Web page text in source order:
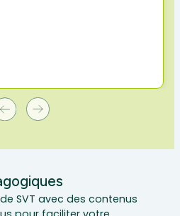
SVT avec des contenus